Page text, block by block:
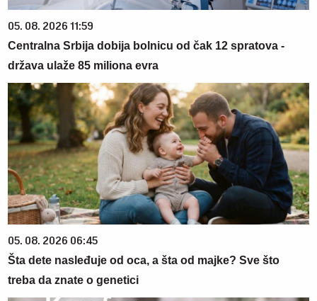
05. 08. 2026 11:59
Centralna Srbija dobija bolnicu od čak 12 spratova -
država ulaže 85 miliona evra
05. 08. 2026 06:45
Šta dete nasleđuje od oca, a šta od majke? Sve što
treba da znate o genetici